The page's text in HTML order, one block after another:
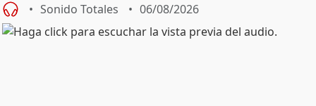
Sonido Totales 06/08/2026